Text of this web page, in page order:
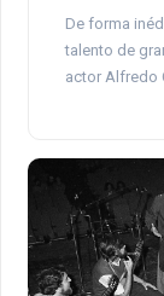
De forma
talento de
actor Alfredo